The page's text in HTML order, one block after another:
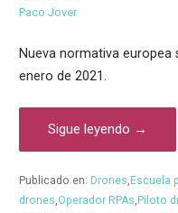
Paco Jover
Nueva normativa europea
enero de 2021.
Sigue leyendo →
Publicado en: Drones, Escuela
drones,Operador RPAs, Piloto